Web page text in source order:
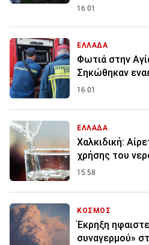
16:01
ΕΛΛΑΔΑ
Φωτιά στην
Σηκώθηκαν
16:01
ΕΛΛΑΔΑ
Χαλκιδική:
χρήσης του
15:58
ΚΟΣΜΟΣ
Έκρηξη
συναγερμού»